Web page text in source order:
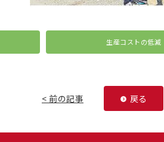
生産コストの低減
< 前の記事 戻る